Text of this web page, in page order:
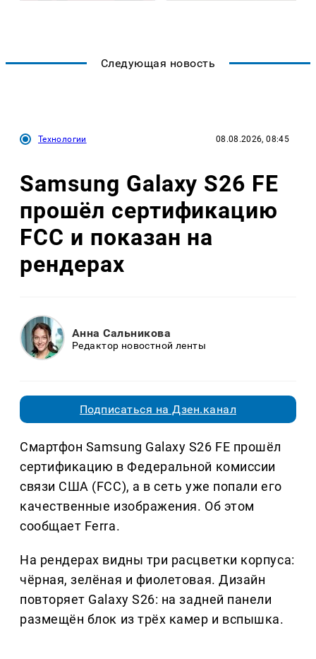
Следующая новость
Технологии 08.08.2026, 08:45
Samsung Galaxy S26 FE
прошёл сертификацию
FCC и показан на
рендерах
Анна Сальникова
Редактор новостной ленты
Подписаться на Дзен.канал
Смартфон Samsung Galaxy S26 FE прошёл
сертификацию в Федеральной комиссии
связи США (FCC), а в сеть уже попали его
качественные изображения. Об этом
сообщает Ferra.
На рендерах видны три расцветки корпуса:
чёрная, зелёная и фиолетовая. Дизайн
повторяет Galaxy S26: на задней панели
размещён блок из трёх камер и вспышка.